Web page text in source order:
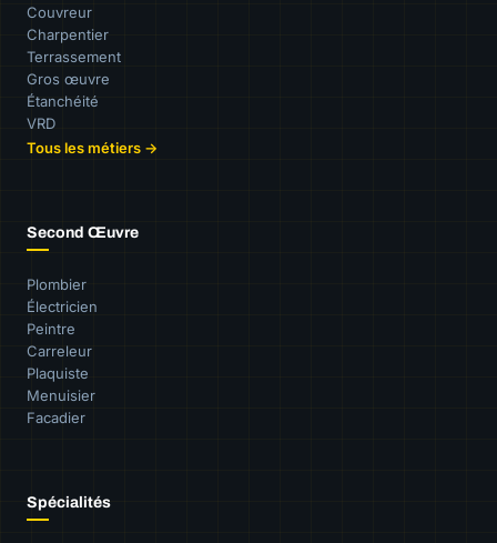
Couvreur
Charpentier
Terrassement
Gros œuvre
Étanchéité
VRD
Tous les métiers →
Second Œuvre
Plombier
Électricien
Peintre
Carreleur
Plaquiste
Menuisier
Facadier
Spécialités